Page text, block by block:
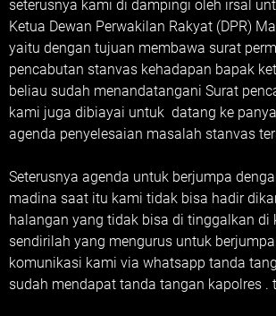
seterusnya kami di dampingi oleh irsal
Ketua Dewan Perwakilan Rakyat (DPR)
yaitu dengan tujuan membawa surat
pencabutan stanvas kehadapan bapak
beliau sudah menandatangani Surat
kami juga dibiayai untuk datang ke
agenda penyelesaian masalah stanvas
Seterusnya agenda untuk berjumpa
madina saat itu kami tidak bisa hadir
halangan yang tidak bisa di tinggalkan di
sendirilah yang mengurus untuk
komunikasi kami via whatsapp tanda
sudah mendapat tanda tangan kapolres .